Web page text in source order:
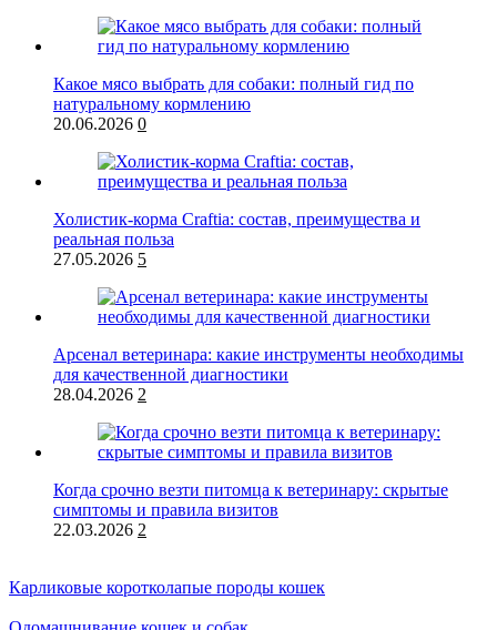
Какое мясо выбрать для собаки: полный гид по
натуральному кормлению
20.06.2026 0
Холистик-корма Craftia: состав, преимущества и
реальная польза
27.05.2026 5
Арсенал ветеринара: какие инструменты необходимы
для качественной диагностики
28.04.2026 2
Когда срочно везти питомца к ветеринару: скрытые
симптомы и правила визитов
22.03.2026 2
Карликовые коротколапые породы кошек